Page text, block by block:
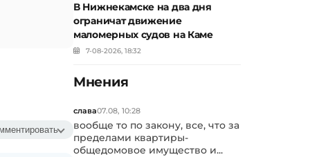
В Нижнекамске на два дня
ограничат движение
маломерных судов на Каме
7-08-2026, 18:32
Мнения
слава07.08, 10:28
вообще то по закону, все, что за
пределами квартиры-
общедомовое имущество и...